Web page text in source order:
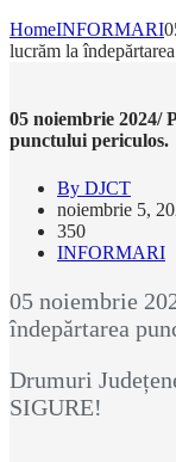
HomeINFORMARI
lucrăm la
05 noiembrie 2024/
punctului periculos.
By DJCT
noiembrie 5,
350
INFORMARI
05 noiembrie
îndepărtarea
Drumuri
SIGURE!